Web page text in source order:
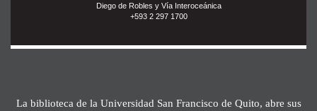
Diego de Robles y Vía Interoceánica
+593 2 297 1700
La biblioteca de la Universidad San Francisco de Quito, abre sus